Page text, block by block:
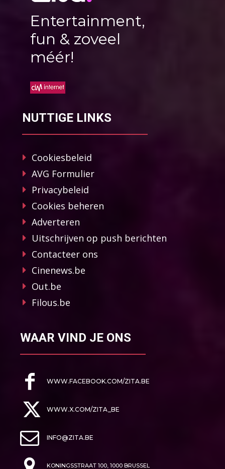
Entertainment,
fun & zoveel
méér!
NUTTIGE LINKS
Cookiesbeleid
AVG Formulier
Privacybeleid
Cookies beheren
Adverteren
Uitschrijven op push berichten
Contacteer ons
Cinenews.be
Out.be
Filous.be
WAAR VIND JE ONS
WWW.FACEBOOK.COM/ZITA.BE
WWW.X.COM/ZITA_BE
INFO@ZITA.BE
KONINGSSTRAAT 100, 1000 BRUSSEL